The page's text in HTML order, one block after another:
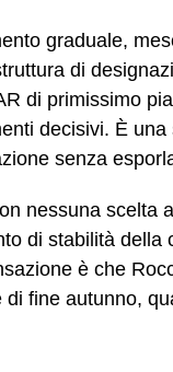
graduale,
di
di primissimo
decisivi. È
senza
nessuna scelta
di stabilità della
è che
fine autunno,